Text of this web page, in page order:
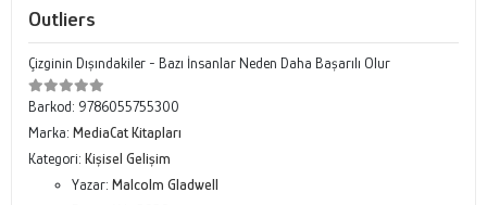
Outliers
Çizginin Dışındakiler - Bazı İnsanlar Neden Daha Başarılı Olur
Barkod: 9786055755300
Marka: MediaCat Kitapları
Kategori: Kişisel Gelişim
Yazar: Malcolm Gladwell